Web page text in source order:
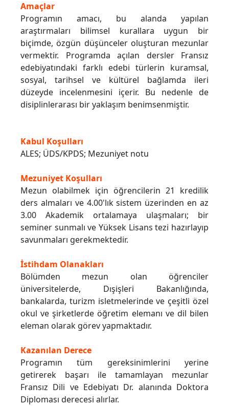
Amaçlar
Programın amacı, bu alanda yapılan
araştırmaları bilimsel kurallara uygun bir
biçimde, özgün düşünceler oluşturan mezunlar
vermektir. Programda açılan dersler Fransız
edebiyatındaki farklı edebi türlerin kuramsal,
sosyal, tarihsel ve kültürel bağlamda ileri
düzeyde incelenmesini içerir. Bu nedenle de
disiplinlerarası bir yaklaşım benimsenmiştir.
Kabul Koşulları
ALES; ÜDS/KPDS; Mezuniyet notu
Mezuniyet Koşulları
Mezun olabilmek için öğrencilerin 21 kredilik
ders almaları ve 4.00'lık sistem üzerinden en az
3.00 Akademik ortalamaya ulaşmaları; bir
seminer sunmalı ve Yüksek Lisans tezi hazırlayıp
savunmaları gerekmektedir.
İstihdam Olanakları
Bölümden mezun olan öğrenciler
üniversitelerde, Dışişleri Bakanlığında,
bankalarda, turizm isletmelerinde ve çeşitli özel
okul ve şirketlerde öğretim elemanı ve dil bilen
eleman olarak görev yapmaktadır.
Kazanılan Derece
Programın tüm gereksinimlerini yerine
getirerek başarı ile tamamlayan mezunlar
Fransız Dili ve Edebiyatı Dr. alanında Doktora
Diploması derecesi alırlar.